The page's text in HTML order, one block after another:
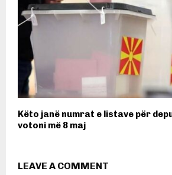
Këto janë numrat e listave për
votoni më 8 maj
LEAVE A COMMENT